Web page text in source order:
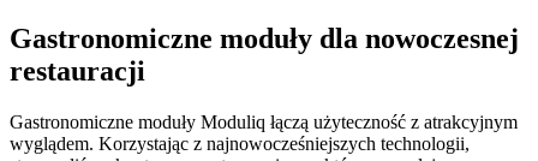
Gastronomiczne moduły dla nowoczesnej
restauracji
Gastronomiczne moduły Moduliq łączą użyteczność z atrakcyjnym
wyglądem. Korzystając z najnowocześniejszych technologii,